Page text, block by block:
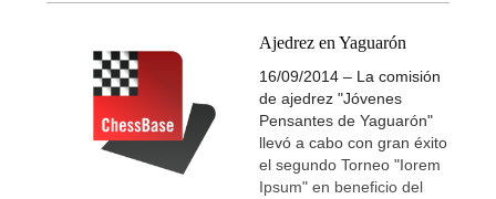
Ajedrez en Yaguarón
16/09/2014 – La comisión
de ajedrez "Jóvenes
Pensantes de Yaguarón"
llevó a cabo con gran éxito
el segundo Torneo "Iorem
Ipsum" en beneficio del